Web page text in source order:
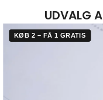
UDVALG
KØB 2 – FÅ 1 GRATIS